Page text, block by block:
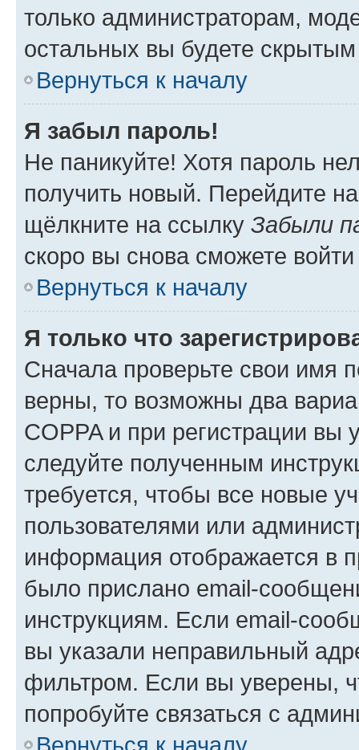
только администраторам,
остальных вы будете
Вернуться к началу
Я забыл пароль!
Не паникуйте! Хотя пароль
получить новый. Перейдите
щёлкните на ссылку Забыли
скоро вы снова сможете
Вернуться к началу
Я только что
Сначала проверьте свои имя
верны, то возможны два
COPPA и при регистрации вы
следуйте полученным
требуется, чтобы все новые
пользователями или
информация отображается в
было прислано email-
инструкциям. Если email-
вы указали неправильный
фильтром. Если вы уверены,
попробуйте связаться с
Вернуться к началу